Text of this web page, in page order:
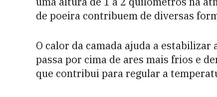
de poeira contribuem de diversas
O calor da camada ajuda a
passa por cima de ares mais frios e
que contribui para regular a